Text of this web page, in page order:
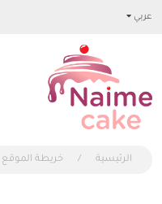
عربي
الرئيسية خريطة الموقع